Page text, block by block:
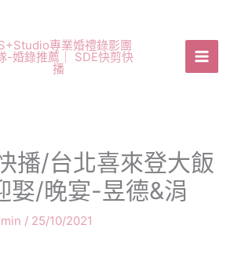
播/台北喜來登大飯
娶/晚宴-昱德&涓
/ 25/10/2021